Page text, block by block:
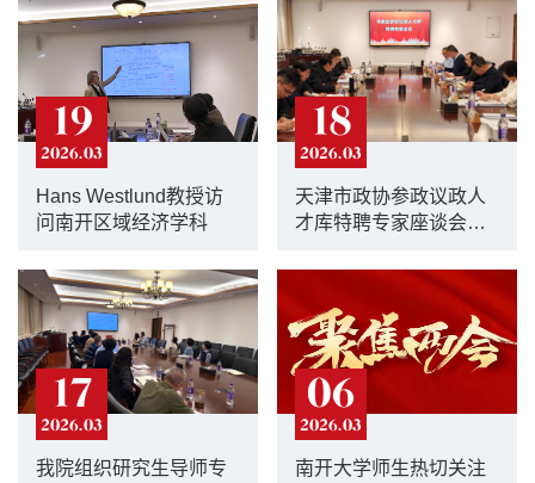
19
2026.03
Hans Westlund教授访
问南开区域经济学科
18
2026.03
天津市政协参政议政人
才库特聘专家座谈会在
17
2026.03
我院组织研究生导师专
06
2026.03
南开大学师生热切关注